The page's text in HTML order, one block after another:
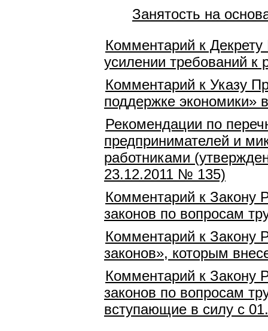
Занятость на
Комментарий к
усилении требований к
Комментарий к Указу
поддержке экономики»
Рекомендации по
предпринимателей и
работниками
23.12.2011 № 135)
Комментарий к Закону
законов по вопросам
Комментарий к Закону
законов», которым
Комментарий к Закону
законов по вопросам
вступающие в силу с